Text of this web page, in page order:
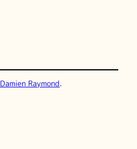
Damien Raymond.